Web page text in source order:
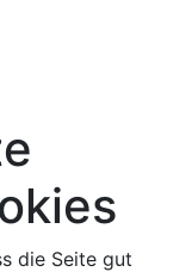
die Seite gut